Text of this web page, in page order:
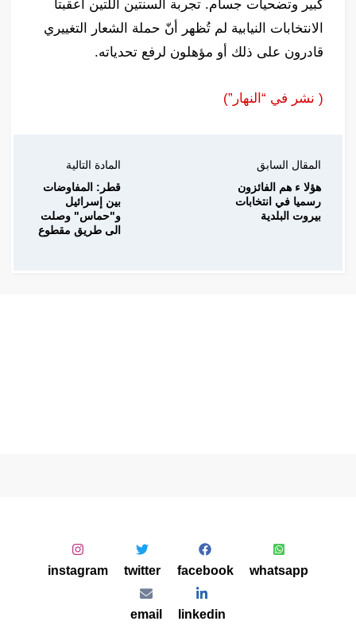
كبير وتضحيات جسام. تجربة السنتين اللتين اعقبتا
الانتخابات النيابية لم تُظهر أنّ حملة الشعار التغييري
قادرون على ذلك أو مؤهلون لرفع تحدياته.
( نشر في “النهار”)
المقال السابق
هؤلا ء هم الفائزون
رسميا في انتخابات
بيروت البلدية
المادة التالية
قطر: المفاوضات
بين إسرائيل
و"حماس" وصلت
الى طريق مقطوع
whatsapp
facebook
twitter
instagram
linkedin
email